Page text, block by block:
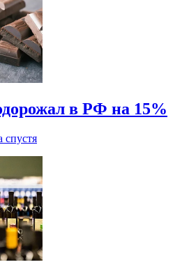
в РФ на 15%
спустя